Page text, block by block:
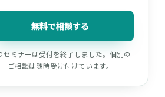
無料で相談する
セミナーは受付を終了しました。個別の
ご相談は随時受け付けています。